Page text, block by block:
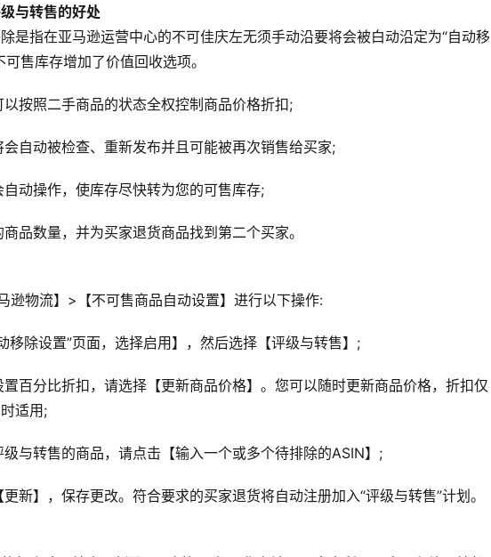
与转售的好处
是指在亚马逊运营中心的不可佳庆左无须手动沿要将会被白动沿定为“自动移
售库存增加了价值回收选项。
按照二手商品的状态全权控制商品价格折扣;
自动被检查、重新发布并且可能被再次销售给买家;
动操作，使库存尽快转为您的可售库存;
品数量，并为买家退货商品找到第二个买家。
逊物流】>【不可售商品自动设置】进行以下操作:
移除设置”页面，选择启用】，然后选择【评级与转售】;
百分比折扣，请选择【更新商品价格】。您可以随时更新商品价格，折扣仅
适用;
与转售的商品，请点击【输入一个或多个待排除的ASIN】;
新】，保存更改。符合要求的买家退货将自动注册加入“评级与转售”计划。